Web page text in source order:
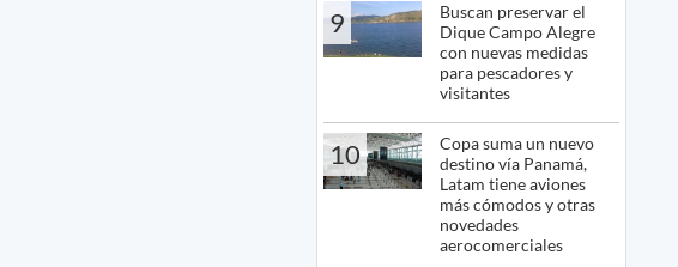
9
Buscan preservar el
Dique Campo Alegre
con nuevas medidas
para pescadores y
visitantes
10
Copa suma un nuevo
destino vía Panamá,
Latam tiene aviones
más cómodos y otras
novedades
aerocomerciales